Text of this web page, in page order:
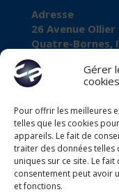
Gérer
cookies
Pour offrir les meilleures
telles que les cookies
appareils. Le fait de
traiter des données telles
uniques sur ce site. Le
consentement peut avoir
et fonctions.
Adresse
26 Avenue Ollier
Quatre-Bornes,
À propos de Cap
Business
C11102568
VAT Number